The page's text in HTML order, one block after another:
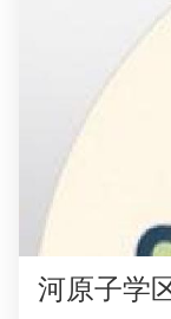
河原子学